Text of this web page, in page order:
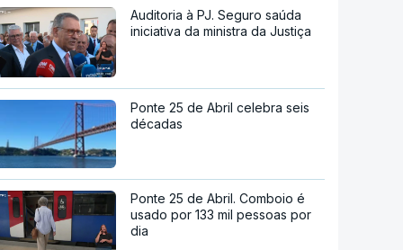
Auditoria à PJ. Seguro saúda
iniciativa da ministra da Justiça
Ponte 25 de Abril celebra seis
décadas
Ponte 25 de Abril. Comboio é
usado por 133 mil pessoas por
dia